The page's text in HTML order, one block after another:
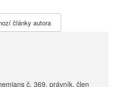
články autora
č. 369, právník, člen